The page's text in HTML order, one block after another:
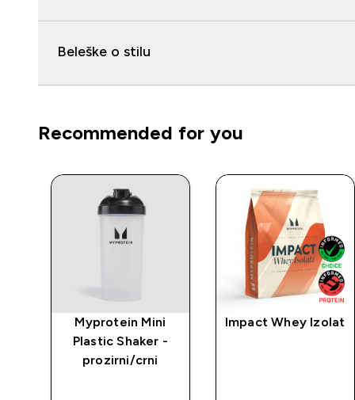
Beleške o stilu
Recommended for you
Myprotein Mini
Plastic Shaker -
prozirni/crni
Impact Whey Izolat